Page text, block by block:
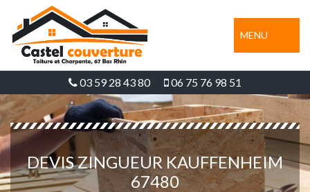
MENU
03 59 28 43 80 06 75 76 98 51
DEVIS ZINGUEUR KAUFFENHEIM
67480